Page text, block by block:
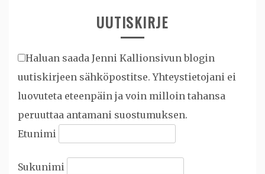
UUTISKIRJE
Haluan saada Jenni Kallionsivun blogin
uutiskirjeen sähköpostitse. Yhteystietojani ei
luovuteta eteenpäin ja voin milloin tahansa
peruuttaa antamani suostumuksen.
Etunimi
Sukunimi